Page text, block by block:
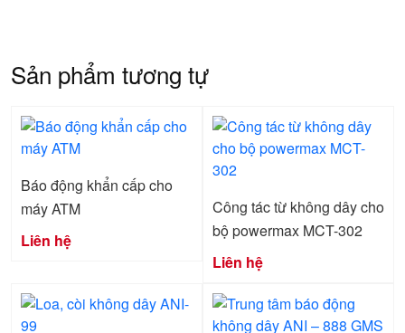
Sản phẩm tương tự
Báo động khẩn cấp cho
máy ATM
Liên hệ
Công tác từ không dây cho
bộ powermax MCT-302
Liên hệ